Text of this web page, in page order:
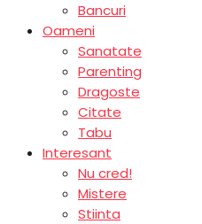
Bancuri
Oameni
Sanatate
Parenting
Dragoste
Citate
Tabu
Interesant
Nu cred!
Mistere
Stiinta